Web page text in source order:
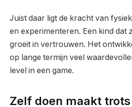
Juist daar ligt de kracht van
en experimenteren. Een kind dat
groeit in vertrouwen. Het
op lange termijn veel
level in een game.
Zelf doen maakt trots